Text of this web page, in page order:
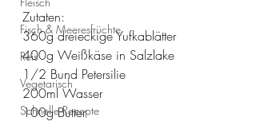
Fisch & Meeresfrüchte
Reis
Vegetarisch
Schnelle Rezepte
Zutaten:
360g dreieckige Yufkablätter
400g Weißkäse in Salzlake
1/2 Bund Petersilie
200ml Wasser
100g Butter